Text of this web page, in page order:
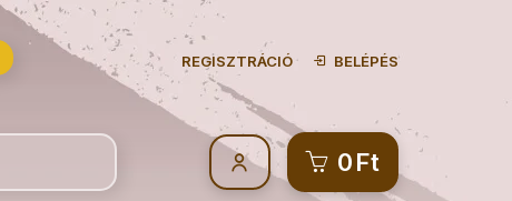
REGISZTRÁCIÓ BELÉPÉS
0Ft